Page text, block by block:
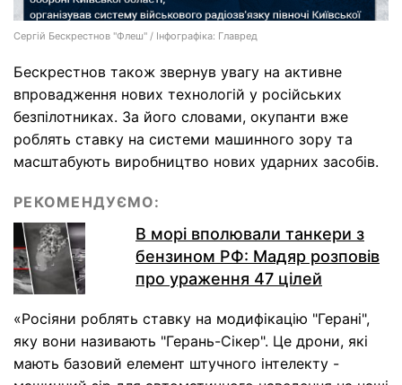
Сергій Бескрестнов "Флеш" / Інфографіка: Главред
Бескрестнов також звернув увагу на активне
впровадження нових технологій у російських
безпілотниках. За його словами, окупанти вже
роблять ставку на системи машинного зору та
масштабують виробництво нових ударних засобів.
РЕКОМЕНДУЄМО:
В морі вполювали танкери з
бензином РФ: Мадяр розповів
про ураження 47 цілей
«Росіяни роблять ставку на модифікацію "Герані",
яку вони називають "Герань-Сікер". Це дрони, які
мають базовий елемент штучного інтелекту -